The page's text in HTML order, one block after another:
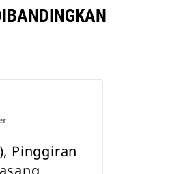
Pinggiran